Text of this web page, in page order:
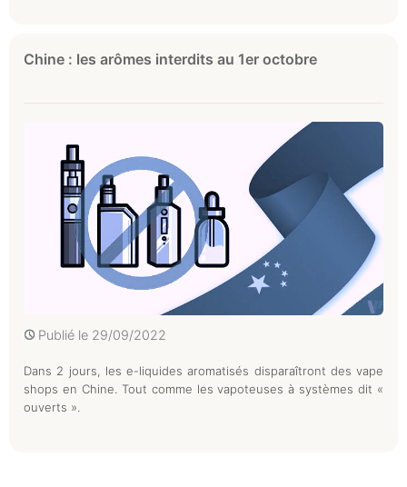
Chine : les arômes interdits au 1er octobre
Publié le 29/09/2022
Dans 2 jours, les e-liquides aromatisés disparaîtront des vape
shops en Chine. Tout comme les vapoteuses à systèmes dit «
ouverts ».